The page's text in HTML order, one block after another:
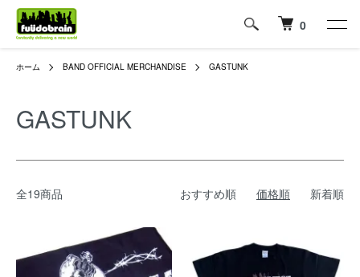
0
ホーム BAND OFFICIAL MERCHANDISE GASTUNK
GASTUNK
全19商品 おすすめ順 価格順 新着順